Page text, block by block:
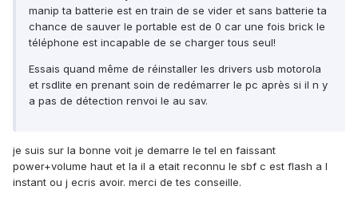
manip ta batterie est en train de se vider et sans batterie ta
chance de sauver le portable est de 0 car une fois brick le
téléphone est incapable de se charger tous seul!
Essais quand même de réinstaller les drivers usb motorola
et rsdlite en prenant soin de redémarrer le pc après si il n y
a pas de détection renvoi le au sav.
je suis sur la bonne voit je demarre le tel en faissant
power+volume haut et la il a etait reconnu le sbf c est flash a l
instant ou j ecris avoir. merci de tes conseille.